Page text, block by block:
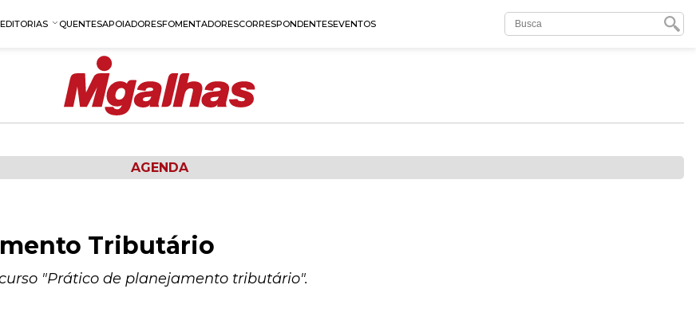
EDITORIAS QUENTESAPOIADORESFOMENTADORESCORRESPONDENTESEVENTOS
AGENDA
Tributário
"Prático de planejamento tributário".